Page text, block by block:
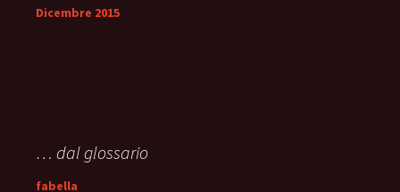
Dicembre 2015
… dal glossario
fabella